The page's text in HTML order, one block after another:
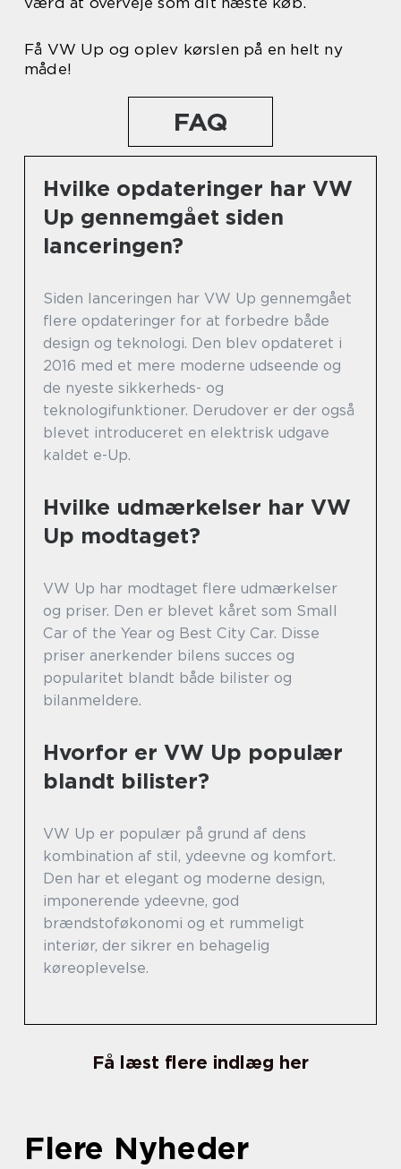
Få VW Up og oplev kørslen på en helt ny
måde!
FAQ
Hvilke opdateringer har VW
Up gennemgået siden
lanceringen?
Siden lanceringen har VW Up gennemgået
flere opdateringer for at forbedre både
design og teknologi. Den blev opdateret i
2016 med et mere moderne udseende og
de nyeste sikkerheds- og
teknologifunktioner. Derudover er der også
blevet introduceret en elektrisk udgave
kaldet e-Up.
Hvilke udmærkelser har VW
Up modtaget?
VW Up har modtaget flere udmærkelser
og priser. Den er blevet kåret som Small
Car of the Year og Best City Car. Disse
priser anerkender bilens succes og
popularitet blandt både bilister og
bilanmeldere.
Hvorfor er VW Up populær
blandt bilister?
VW Up er populær på grund af dens
kombination af stil, ydeevne og komfort.
Den har et elegant og moderne design,
imponerende ydeevne, god
brændstoføkonomi og et rummeligt
interiør, der sikrer en behagelig
køreoplevelse.
Få læst flere indlæg her
Flere Nyheder